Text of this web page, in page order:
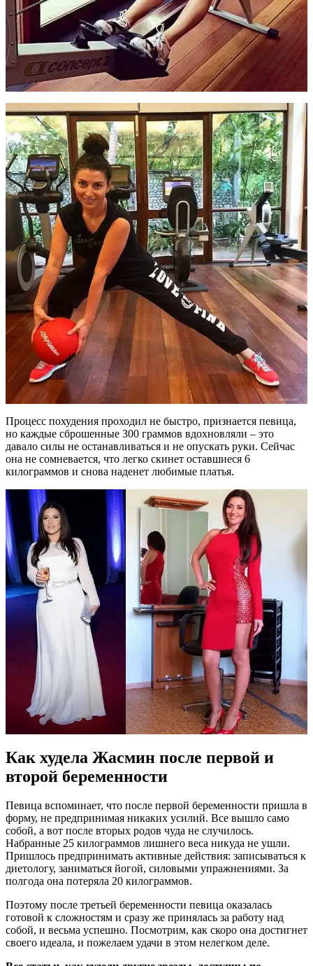
Процесс похудения проходил не быстро, признается певица,
но каждые сброшенные 300 граммов вдохновляли – это
давало силы не останавливаться и не опускать руки. Сейчас
она не сомневается, что легко скинет оставшиеся 6
килограммов и снова наденет любимые платья.
Как худела Жасмин после первой и
второй беременности
Певица вспоминает, что после первой беременности пришла в
форму, не предпринимая никаких усилий. Все вышло само
собой, а вот после вторых родов чуда не случилось.
Набранные 25 килограммов лишнего веса никуда не ушли.
Пришлось предпринимать активные действия: записываться к
диетологу, заниматься йогой, силовыми упражнениями. За
полгода она потеряла 20 килограммов.
Поэтому после третьей беременности певица оказалась
готовой к сложностям и сразу же принялась за работу над
собой, и весьма успешно. Посмотрим, как скоро она достигнет
своего идеала, и пожелаем удачи в этом нелегком деле.